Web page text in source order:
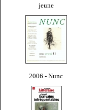
jeune
2006 - Nunc